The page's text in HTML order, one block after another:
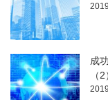
成
（